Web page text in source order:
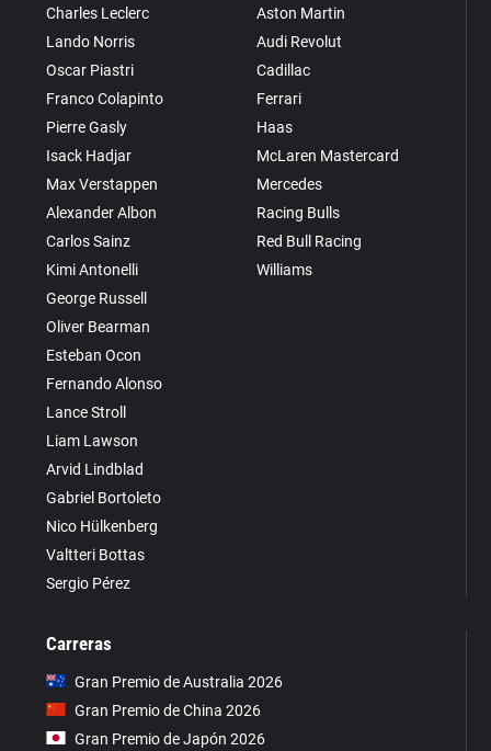
Charles Leclerc
Lando Norris
Oscar Piastri
Franco Colapinto
Pierre Gasly
Isack Hadjar
Max Verstappen
Alexander Albon
Carlos Sainz
Kimi Antonelli
George Russell
Oliver Bearman
Esteban Ocon
Fernando Alonso
Lance Stroll
Liam Lawson
Arvid Lindblad
Gabriel Bortoleto
Nico Hülkenberg
Valtteri Bottas
Sergio Pérez
Aston Martin
Audi Revolut
Cadillac
Ferrari
Haas
McLaren Mastercard
Mercedes
Racing Bulls
Red Bull Racing
Williams
Carreras
Gran Premio de Australia 2026
Gran Premio de China 2026
Gran Premio de Japón 2026